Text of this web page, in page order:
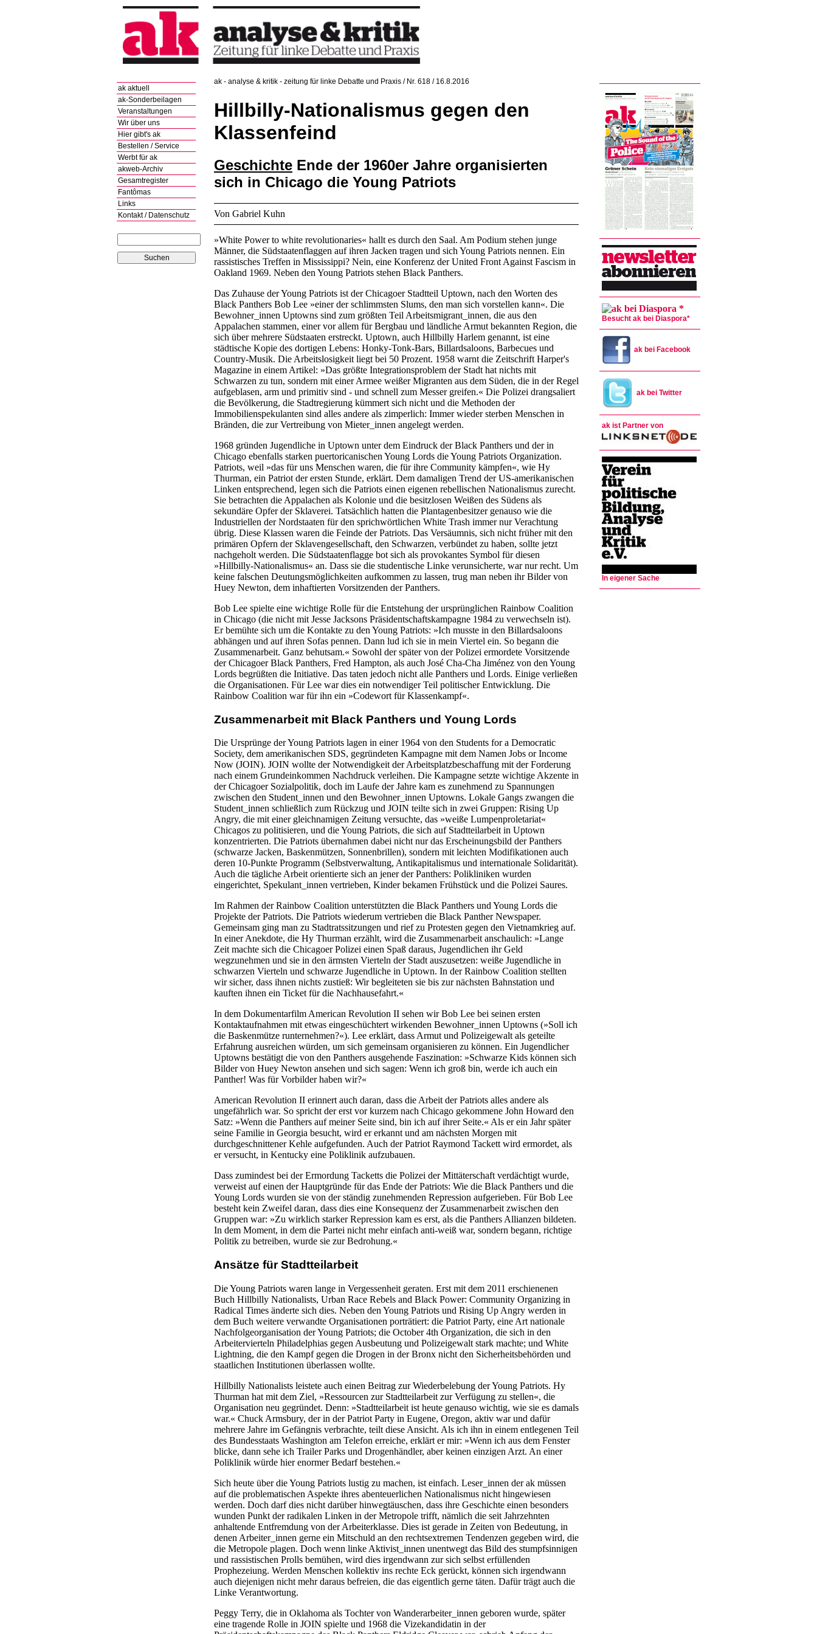
ak aktuell
ak-Sonderbeilagen
Veranstaltungen
Wir über uns
Hier gibt's ak
Bestellen / Service
Werbt für ak
akweb-Archiv
Gesamtregister
Fantômas
Links
Kontakt / Datenschutz
Besucht ak bei Diaspora*
ak bei Facebook
ak bei Twitter
ak ist Partner von
In eigener Sache
ak - analyse & kritik - zeitung für linke Debatte und Praxis / Nr. 618 / 16.8.2016
Hillbilly-Nationalismus gegen den
Klassenfeind
Geschichte Ende der 1960er Jahre organisierten
sich in Chicago die Young Patriots
Von Gabriel Kuhn
»White Power to white revolutionaries« hallt es durch den Saal. Am Podium stehen junge
Männer, die Südstaatenflaggen auf ihren Jacken tragen und sich Young Patriots nennen. Ein
rassistisches Treffen in Mississippi? Nein, eine Konferenz der United Front Against Fascism in
Oakland 1969. Neben den Young Patriots stehen Black Panthers.
Das Zuhause der Young Patriots ist der Chicagoer Stadtteil Uptown, nach den Worten des
Black Panthers Bob Lee »einer der schlimmsten Slums, den man sich vorstellen kann«. Die
Bewohner_innen Uptowns sind zum größten Teil Arbeitsmigrant_innen, die aus den
Appalachen stammen, einer vor allem für Bergbau und ländliche Armut bekannten Region, die
sich über mehrere Südstaaten erstreckt. Uptown, auch Hillbilly Harlem genannt, ist eine
städtische Kopie des dortigen Lebens: Honky-Tonk-Bars, Billardsaloons, Barbecues und
Country-Musik. Die Arbeitslosigkeit liegt bei 50 Prozent. 1958 warnt die Zeitschrift Harper's
Magazine in einem Artikel: »Das größte Integrationsproblem der Stadt hat nichts mit
Schwarzen zu tun, sondern mit einer Armee weißer Migranten aus dem Süden, die in der Regel
aufgeblasen, arm und primitiv sind - und schnell zum Messer greifen.« Die Polizei drangsaliert
die Bevölkerung, die Stadtregierung kümmert sich nicht und die Methoden der
Immobilienspekulanten sind alles andere als zimperlich: Immer wieder sterben Menschen in
Bränden, die zur Vertreibung von Mieter_innen angelegt werden.
1968 gründen Jugendliche in Uptown unter dem Eindruck der Black Panthers und der in
Chicago ebenfalls starken puertoricanischen Young Lords die Young Patriots Organization.
Patriots, weil »das für uns Menschen waren, die für ihre Community kämpfen«, wie Hy
Thurman, ein Patriot der ersten Stunde, erklärt. Dem damaligen Trend der US-amerikanischen
Linken entsprechend, legen sich die Patriots einen eigenen rebellischen Nationalismus zurecht.
Sie betrachten die Appalachen als Kolonie und die besitzlosen Weißen des Südens als
sekundäre Opfer der Sklaverei. Tatsächlich hatten die Plantagenbesitzer genauso wie die
Industriellen der Nordstaaten für den sprichwörtlichen White Trash immer nur Verachtung
übrig. Diese Klassen waren die Feinde der Patriots. Das Versäumnis, sich nicht früher mit den
primären Opfern der Sklavengesellschaft, den Schwarzen, verbündet zu haben, sollte jetzt
nachgeholt werden. Die Südstaatenflagge bot sich als provokantes Symbol für diesen
»Hillbilly-Nationalismus« an. Dass sie die studentische Linke verunsicherte, war nur recht. Um
keine falschen Deutungsmöglichkeiten aufkommen zu lassen, trug man neben ihr Bilder von
Huey Newton, dem inhaftierten Vorsitzenden der Panthers.
Bob Lee spielte eine wichtige Rolle für die Entstehung der ursprünglichen Rainbow Coalition
in Chicago (die nicht mit Jesse Jacksons Präsidentschaftskampagne 1984 zu verwechseln ist).
Er bemühte sich um die Kontakte zu den Young Patriots: »Ich musste in den Billardsaloons
abhängen und auf ihren Sofas pennen. Dann lud ich sie in mein Viertel ein. So begann die
Zusammenarbeit. Ganz behutsam.« Sowohl der später von der Polizei ermordete Vorsitzende
der Chicagoer Black Panthers, Fred Hampton, als auch José Cha-Cha Jiménez von den Young
Lords begrüßten die Initiative. Das taten jedoch nicht alle Panthers und Lords. Einige verließen
die Organisationen. Für Lee war dies ein notwendiger Teil politischer Entwicklung. Die
Rainbow Coalition war für ihn ein »Codewort für Klassenkampf«.
Zusammenarbeit mit Black Panthers und Young Lords
Die Ursprünge der Young Patriots lagen in einer 1964 von den Students for a Democratic
Society, dem amerikanischen SDS, gegründeten Kampagne mit dem Namen Jobs or Income
Now (JOIN). JOIN wollte der Notwendigkeit der Arbeitsplatzbeschaffung mit der Forderung
nach einem Grundeinkommen Nachdruck verleihen. Die Kampagne setzte wichtige Akzente in
der Chicagoer Sozialpolitik, doch im Laufe der Jahre kam es zunehmend zu Spannungen
zwischen den Student_innen und den Bewohner_innen Uptowns. Lokale Gangs zwangen die
Student_innen schließlich zum Rückzug und JOIN teilte sich in zwei Gruppen: Rising Up
Angry, die mit einer gleichnamigen Zeitung versuchte, das »weiße Lumpenproletariat«
Chicagos zu politisieren, und die Young Patriots, die sich auf Stadtteilarbeit in Uptown
konzentrierten. Die Patriots übernahmen dabei nicht nur das Erscheinungsbild der Panthers
(schwarze Jacken, Baskenmützen, Sonnenbrillen), sondern mit leichten Modifikationen auch
deren 10-Punkte Programm (Selbstverwaltung, Antikapitalismus und internationale Solidarität).
Auch die tägliche Arbeit orientierte sich an jener der Panthers: Polikliniken wurden
eingerichtet, Spekulant_innen vertrieben, Kinder bekamen Frühstück und die Polizei Saures.
Im Rahmen der Rainbow Coalition unterstützten die Black Panthers und Young Lords die
Projekte der Patriots. Die Patriots wiederum vertrieben die Black Panther Newspaper.
Gemeinsam ging man zu Stadtratssitzungen und rief zu Protesten gegen den Vietnamkrieg auf.
In einer Anekdote, die Hy Thurman erzählt, wird die Zusammenarbeit anschaulich: »Lange
Zeit machte sich die Chicagoer Polizei einen Spaß daraus, Jugendlichen ihr Geld
wegzunehmen und sie in den ärmsten Vierteln der Stadt auszusetzen: weiße Jugendliche in
schwarzen Vierteln und schwarze Jugendliche in Uptown. In der Rainbow Coalition stellten
wir sicher, dass ihnen nichts zustieß: Wir begleiteten sie bis zur nächsten Bahnstation und
kauften ihnen ein Ticket für die Nachhausefahrt.«
In dem Dokumentarfilm American Revolution II sehen wir Bob Lee bei seinen ersten
Kontaktaufnahmen mit etwas eingeschüchtert wirkenden Bewohner_innen Uptowns (»Soll ich
die Baskenmütze runternehmen?«). Lee erklärt, dass Armut und Polizeigewalt als geteilte
Erfahrung ausreichen würden, um sich gemeinsam organisieren zu können. Ein Jugendlicher
Uptowns bestätigt die von den Panthers ausgehende Faszination: »Schwarze Kids können sich
Bilder von Huey Newton ansehen und sich sagen: Wenn ich groß bin, werde ich auch ein
Panther! Was für Vorbilder haben wir?«
American Revolution II erinnert auch daran, dass die Arbeit der Patriots alles andere als
ungefährlich war. So spricht der erst vor kurzem nach Chicago gekommene John Howard den
Satz: »Wenn die Panthers auf meiner Seite sind, bin ich auf ihrer Seite.« Als er ein Jahr später
seine Familie in Georgia besucht, wird er erkannt und am nächsten Morgen mit
durchgeschnittener Kehle aufgefunden. Auch der Patriot Raymond Tackett wird ermordet, als
er versucht, in Kentucky eine Poliklinik aufzubauen.
Dass zumindest bei der Ermordung Tacketts die Polizei der Mittäterschaft verdächtigt wurde,
verweist auf einen der Hauptgründe für das Ende der Patriots: Wie die Black Panthers und die
Young Lords wurden sie von der ständig zunehmenden Repression aufgerieben. Für Bob Lee
besteht kein Zweifel daran, dass dies eine Konsequenz der Zusammenarbeit zwischen den
Gruppen war: »Zu wirklich starker Repression kam es erst, als die Panthers Allianzen bildeten.
In dem Moment, in dem die Partei nicht mehr einfach anti-weiß war, sondern begann, richtige
Politik zu betreiben, wurde sie zur Bedrohung.«
Ansätze für Stadtteilarbeit
Die Young Patriots waren lange in Vergessenheit geraten. Erst mit dem 2011 erschienenen
Buch Hillbilly Nationalists, Urban Race Rebels and Black Power: Community Organizing in
Radical Times änderte sich dies. Neben den Young Patriots und Rising Up Angry werden in
dem Buch weitere verwandte Organisationen porträtiert: die Patriot Party, eine Art nationale
Nachfolgeorganisation der Young Patriots; die October 4th Organization, die sich in den
Arbeitervierteln Philadelphias gegen Ausbeutung und Polizeigewalt stark machte; und White
Lightning, die den Kampf gegen die Drogen in der Bronx nicht den Sicherheitsbehörden und
staatlichen Institutionen überlassen wollte.
Hillbilly Nationalists leistete auch einen Beitrag zur Wiederbelebung der Young Patriots. Hy
Thurman hat mit dem Ziel, »Ressourcen zur Stadtteilarbeit zur Verfügung zu stellen«, die
Organisation neu gegründet. Denn: »Stadtteilarbeit ist heute genauso wichtig, wie sie es damals
war.« Chuck Armsbury, der in der Patriot Party in Eugene, Oregon, aktiv war und dafür
mehrere Jahre im Gefängnis verbrachte, teilt diese Ansicht. Als ich ihn in einem entlegenen Teil
des Bundesstaats Washington am Telefon erreiche, erklärt er mir: »Wenn ich aus dem Fenster
blicke, dann sehe ich Trailer Parks und Drogenhändler, aber keinen einzigen Arzt. An einer
Poliklinik würde hier enormer Bedarf bestehen.«
Sich heute über die Young Patriots lustig zu machen, ist einfach. Leser_innen der ak müssen
auf die problematischen Aspekte ihres abenteuerlichen Nationalismus nicht hingewiesen
werden. Doch darf dies nicht darüber hinwegtäuschen, dass ihre Geschichte einen besonders
wunden Punkt der radikalen Linken in der Metropole trifft, nämlich die seit Jahrzehnten
anhaltende Entfremdung von der Arbeiterklasse. Dies ist gerade in Zeiten von Bedeutung, in
denen Arbeiter_innen gerne ein Mitschuld an den rechtsextremen Tendenzen gegeben wird, die
die Metropole plagen. Doch wenn linke Aktivist_innen unentwegt das Bild des stumpfsinnigen
und rassistischen Prolls bemühen, wird dies irgendwann zur sich selbst erfüllenden
Prophezeiung. Werden Menschen kollektiv ins rechte Eck gerückt, können sich irgendwann
auch diejenigen nicht mehr daraus befreien, die das eigentlich gerne täten. Dafür trägt auch die
Linke Verantwortung.
Peggy Terry, die in Oklahoma als Tochter von Wanderarbeiter_innen geboren wurde, später
eine tragende Rolle in JOIN spielte und 1968 die Vizekandidatin in der